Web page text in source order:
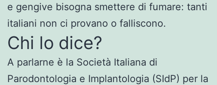
e gengive bisogna smettere di fumare: tanti
italiani non ci provano o falliscono.
Chi lo dice?
A parlarne è la Società Italiana di
Parodontologia e Implantologia (SIdP) per la